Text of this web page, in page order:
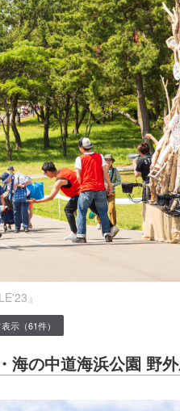
』
示（61件）
海の中道海浜公園 野